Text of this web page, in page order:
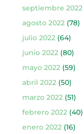
septiembre 2022
agosto 2022 (78)
julio 2022 (64)
junio 2022 (80)
mayo 2022 (59)
abril 2022 (50)
marzo 2022 (51)
febrero 2022 (40)
enero 2022 (16)